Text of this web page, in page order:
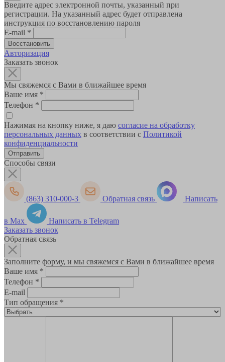
Введите адрес электронной почты, указанный при
регистрации. На указанный адрес будет отправлена
инструкция по восстановлению пароля
E-mail *
Авторизация
Заказать звонок
Мы свяжемся с Вами в ближайшее время
Ваше имя *
Телефон *
Нажимая на кнопку ниже, я даю согласие на обработку
персональных данных в соответствии с Политикой
конфиденциальности
Способы связи
(863) 310-000-3 Обратная связь Написать
в Max
Написать в Telegram
Заказать звонок
Обратная связь
Заполните форму, и мы свяжемся с Вами в ближайшее время
Ваше имя *
Телефон *
E-mail
Тип обращения *